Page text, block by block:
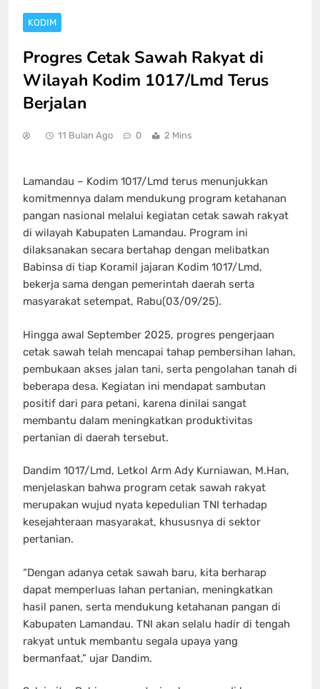
KODIM
Progres Cetak Sawah Rakyat di
Wilayah Kodim 1017/Lmd Terus
Berjalan
11 Bulan Ago 0 2 Mins
Lamandau – Kodim 1017/Lmd terus menunjukkan
komitmennya dalam mendukung program ketahanan
pangan nasional melalui kegiatan cetak sawah rakyat
di wilayah Kabupaten Lamandau. Program ini
dilaksanakan secara bertahap dengan melibatkan
Babinsa di tiap Koramil jajaran Kodim 1017/Lmd,
bekerja sama dengan pemerintah daerah serta
masyarakat setempat, Rabu(03/09/25).
Hingga awal September 2025, progres pengerjaan
cetak sawah telah mencapai tahap pembersihan lahan,
pembukaan akses jalan tani, serta pengolahan tanah di
beberapa desa. Kegiatan ini mendapat sambutan
positif dari para petani, karena dinilai sangat
membantu dalam meningkatkan produktivitas
pertanian di daerah tersebut.
Dandim 1017/Lmd, Letkol Arm Ady Kurniawan, M.Han,
menjelaskan bahwa program cetak sawah rakyat
merupakan wujud nyata kepedulian TNI terhadap
kesejahteraan masyarakat, khususnya di sektor
pertanian.
“Dengan adanya cetak sawah baru, kita berharap
dapat memperluas lahan pertanian, meningkatkan
hasil panen, serta mendukung ketahanan pangan di
Kabupaten Lamandau. TNI akan selalu hadir di tengah
rakyat untuk membantu segala upaya yang
bermanfaat,” ujar Dandim.